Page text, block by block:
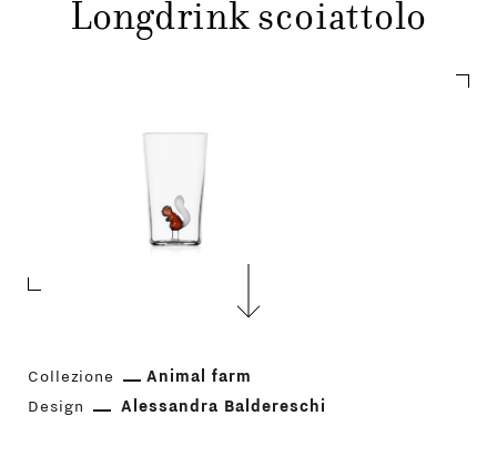
Longdrink scoiattolo
Collezione
Animal farm
Design
Alessandra Baldereschi